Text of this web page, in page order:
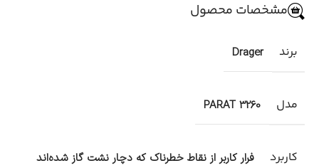
مشخصات محصول
برند Drager
مدل 3260 PARAT
کاربرد فرار کاربر از نقاط خطرناک که دچار نشت گاز شده‌اند